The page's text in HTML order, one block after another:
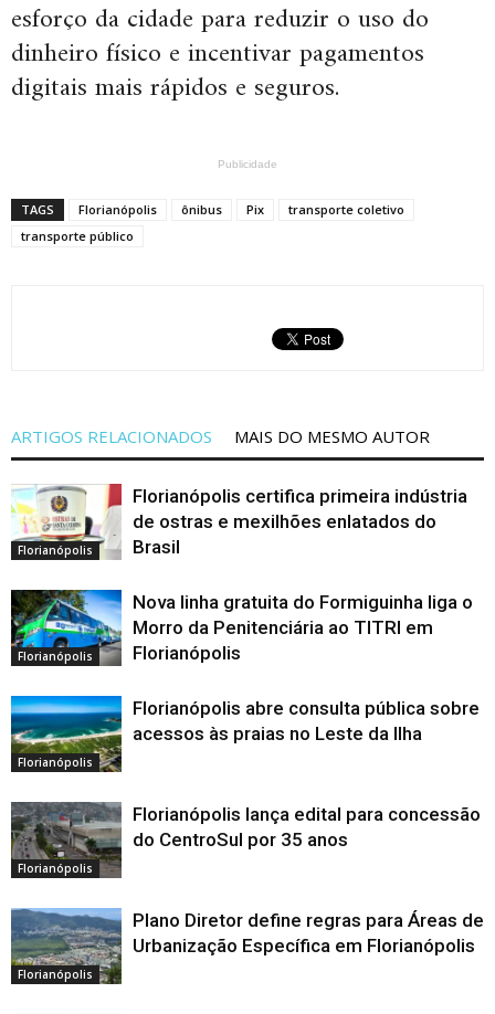
esforço da cidade para reduzir o uso do
dinheiro físico e incentivar pagamentos
digitais mais rápidos e seguros.
Publicidade
TAGS Florianópolis ônibus Pix
transporte coletivo
transporte público
ARTIGOS RELACIONADOS MAIS DO MESMO AUTOR
Florianópolis
Florianópolis certifica primeira indústria
de ostras e mexilhões enlatados do
Brasil
Florianópolis
Nova linha gratuita do Formiguinha liga o
Morro da Penitenciária ao TITRI em
Florianópolis
Florianópolis
Florianópolis abre consulta pública sobre
acessos às praias no Leste da Ilha
Florianópolis
Florianópolis lança edital para concessão
do CentroSul por 35 anos
Florianópolis
Plano Diretor define regras para Áreas de
Urbanização Específica em Florianópolis